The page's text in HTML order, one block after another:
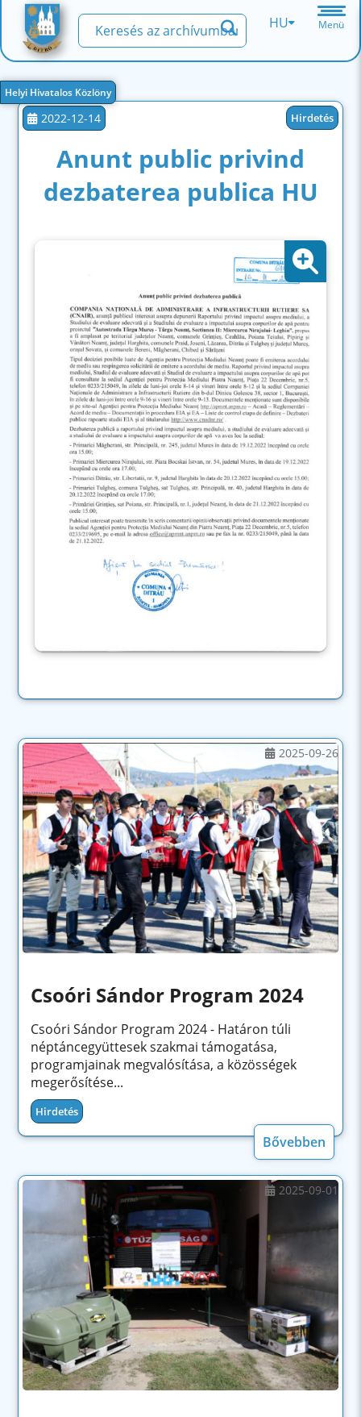
HU Menü
Helyi Hivatalos Közlöny
Hirdetés
2022-12-14
Anunt public privind
dezbaterea publica HU
Csoóri Sándor Program 2024
Csoóri Sándor Program 2024 - Határon túli
néptáncegyüttesek szakmai támogatása,
programjainak megvalósítása, a közösségek
megerősítése...
Hirdetés
2025-09-26
Bővebben
2025-09-01